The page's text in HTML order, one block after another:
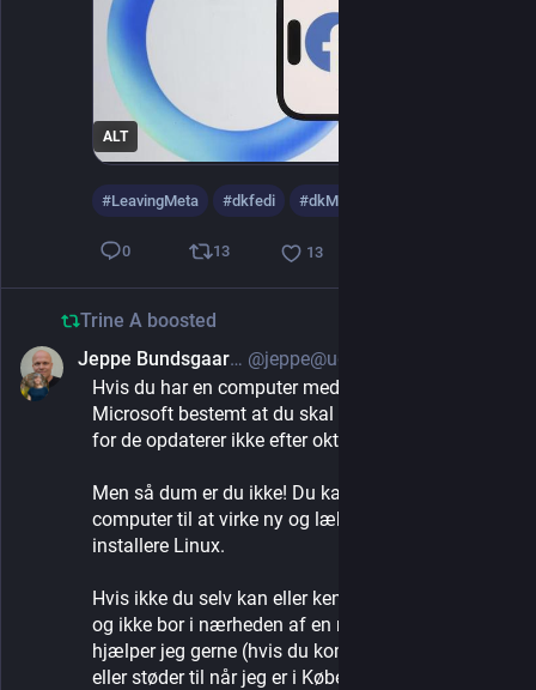
ALT
#LeavingMeta #dkfedi #dkMastodon
0 13 13
Trine A boosted
Jeppe Bundsgaard på Mastodon
Hvis du har en computer med Windows 10 så har
Microsoft bestemt at du skal købe en ny computer
for de opdaterer ikke efter oktober.
Men så dum er du ikke! Du kan få din gamle
computer til at virke ny og lækker igen ved at
installere Linux.
Hvis ikke du selv kan eller kender nogen der kan,
og ikke bor i nærheden af en reperationscafe, så
hjælper jeg gerne (hvis du kommer forbi Sydfyn
eller støder til når jeg er i København eller Århus.